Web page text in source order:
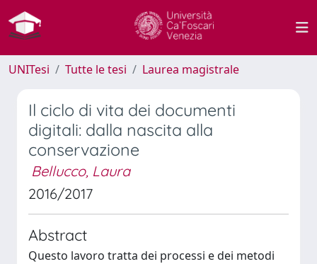
UNITesi Tutte le tesi Laurea magistrale
Il ciclo di vita dei documenti
digitali: dalla nascita alla
conservazione
Bellucco, Laura
2016/2017
Abstract
Questo lavoro tratta dei processi e dei metodi